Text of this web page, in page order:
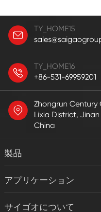
TY_HOME15
TY_HOME16
+86-531-69959201
Zhongrun Century
Lixia District, Jinan
China
製品
アプリケーション
サイゴオについて